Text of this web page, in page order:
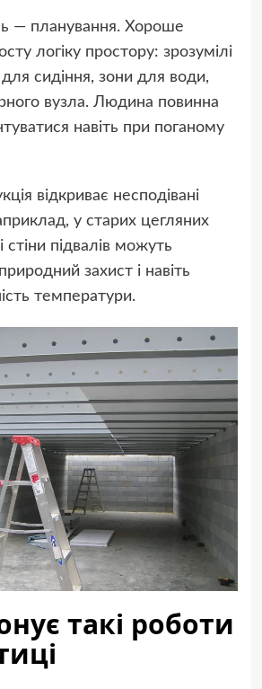
— планування. Хороше
логіку простору: зрозумілі
сидіння, зони для води,
вузла. Людина повинна
навіть при поганому
відкриває несподівані
у старих цегляних
стіни підвалів можуть
захист і навіть
температури.
такі роботи